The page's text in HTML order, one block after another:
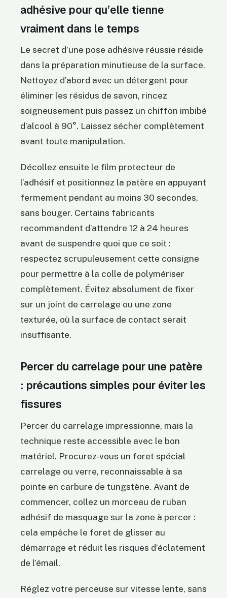
adhésive pour qu’elle tienne
vraiment dans le temps
Le secret d’une pose adhésive réussie réside
dans la préparation minutieuse de la surface.
Nettoyez d’abord avec un détergent pour
éliminer les résidus de savon, rincez
soigneusement puis passez un chiffon imbibé
d’alcool à 90°. Laissez sécher complètement
avant toute manipulation.
Décollez ensuite le film protecteur de
l’adhésif et positionnez la patère en appuyant
fermement pendant au moins 30 secondes,
sans bouger. Certains fabricants
recommandent d’attendre 12 à 24 heures
avant de suspendre quoi que ce soit :
respectez scrupuleusement cette consigne
pour permettre à la colle de polymériser
complètement. Évitez absolument de fixer
sur un joint de carrelage ou une zone
texturée, où la surface de contact serait
insuffisante.
Percer du carrelage pour une patère
: précautions simples pour éviter les
fissures
Percer du carrelage impressionne, mais la
technique reste accessible avec le bon
matériel. Procurez-vous un foret spécial
carrelage ou verre, reconnaissable à sa
pointe en carbure de tungstène. Avant de
commencer, collez un morceau de ruban
adhésif de masquage sur la zone à percer :
cela empêche le foret de glisser au
démarrage et réduit les risques d’éclatement
de l’émail.
Réglez votre perceuse sur vitesse lente, sans